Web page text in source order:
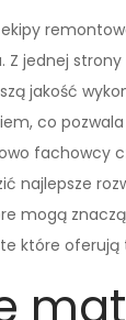
Z jednej
jakość
co
fachowcy
najlepsze
mogą
które oferują